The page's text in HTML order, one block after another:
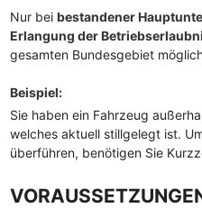
Nur bei bestandener
Erlangung der
gesamten Bundesgebiet
Beispiel:
Sie haben ein Fahrzeug
welches aktuell stillgelegt ist.
überführen, benötigen Sie